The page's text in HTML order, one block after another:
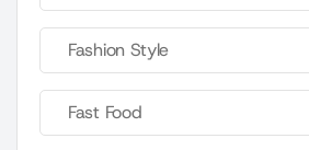
Fashion Style
Fast Food